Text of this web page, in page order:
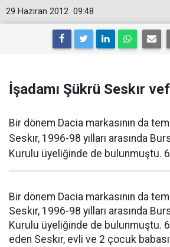
09:48
29 Haziran 2012
İşadamı Şükrü Seskır
Bir dönem Dacia markasının da
Seskır, 1996-98 yılları arasında
Kurulu üyeliğinde de bulunmuştu.
Bir dönem Dacia markasının da
Seskır, 1996-98 yılları arasında
Kurulu üyeliğinde de bulunmuştu.
eden Seskır, evli ve 2 çocuk